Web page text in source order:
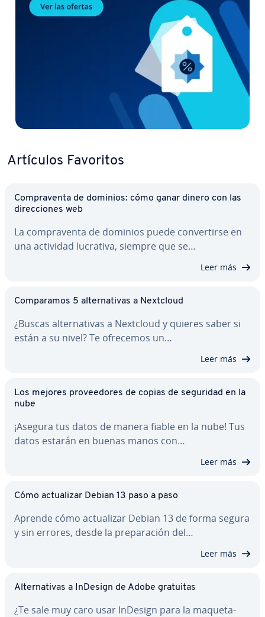
Artículos Favoritos
Co­m­pra­ve­n­ta de dominios: cómo ganar dinero con las
di­re­c­cio­nes web
La co­m­pra­ve­n­ta de dominios puede co­n­ve­r­ti­r­se en
una actividad lucrativa, siempre que se…
Leer más
Co­m­pa­ra­mos 5 al­te­r­na­ti­vas a Nextcloud
¿Buscas al­te­r­na­ti­vas a Nextcloud y quieres saber si
están a su nivel? Te ofrecemos un…
Leer más
Los mejores pro­vee­do­res de copias de seguridad en la
nube
¡Asegura tus datos de manera fiable en la nube! Tus
datos estarán en buenas manos con…
Leer más
Cómo ac­tua­li­zar Debian 13 paso a paso
Aprende cómo ac­tua­li­zar Debian 13 de forma segura
y sin errores, desde la pre­pa­ra­ción del…
Leer más
Al­te­r­na­ti­vas a InDesign de Adobe gratuitas
¿Te sale muy caro usar InDesign para la ma­que­ta­